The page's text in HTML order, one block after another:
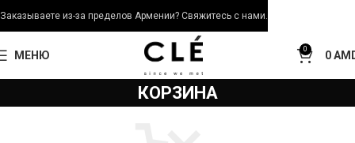
МЕНЮ 0 0
КОРЗИНА
Заказываете из-за пределов Армении? Свяжитесь с нами.